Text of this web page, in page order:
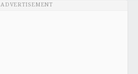
ADVERTISEMENT